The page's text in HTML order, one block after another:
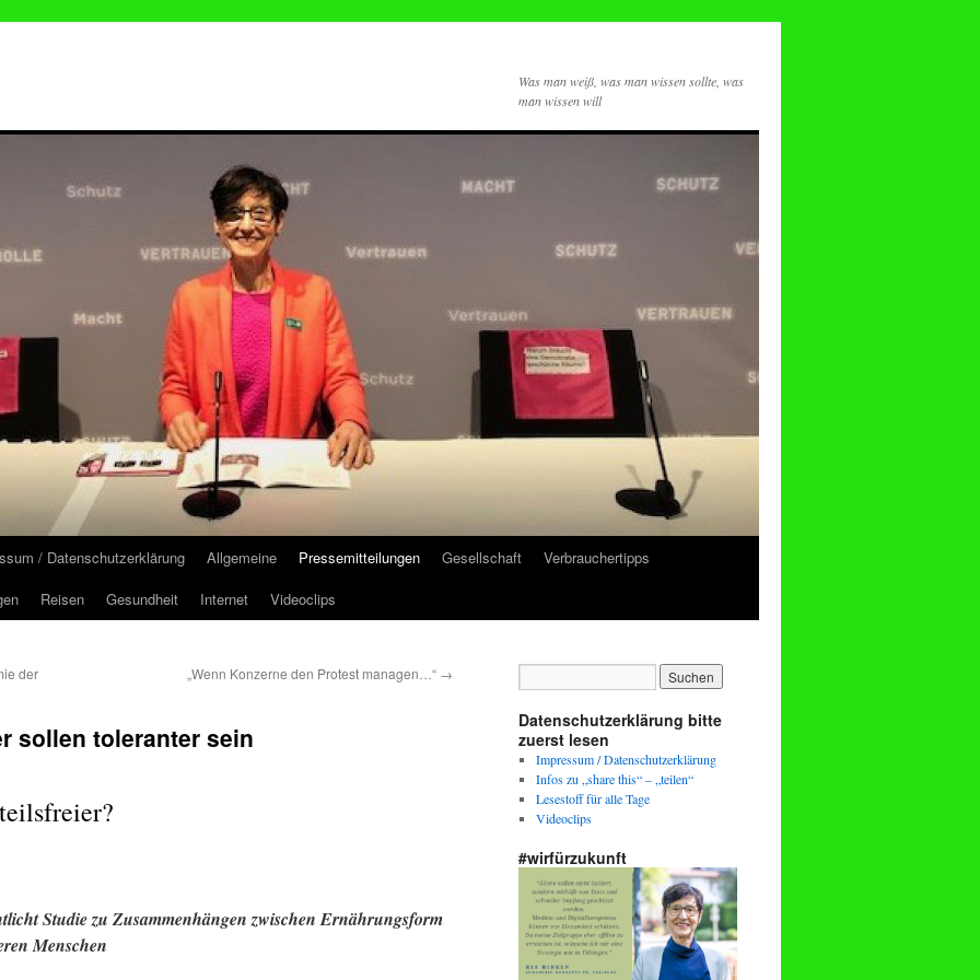
Was man weiß, was man wissen sollte, was
man wissen will
/ Datenschutzerklärung Allgemeine Pressemitteilungen Gesellschaft
Verbrauchertipps
Reisen Gesundheit Internet Videoclips
der
„Wenn Konzerne den Protest managen…“ →
sollen toleranter sein
Studie zu Zusammenhängen zwischen Ernährungsform
Menschen
Datenschutzerklärung bitte
zuerst lesen
Impressum / Datenschutzerklärung
Infos zu „share this“ – „teilen“
Lesestoff für alle Tage
Videoclips
#wirfürzukunft